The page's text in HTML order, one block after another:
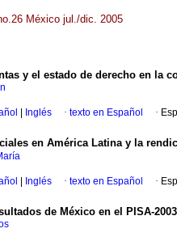
México jul./dic. 2005
y el estado de derecho en la
Inglés · texto en Español ·
en América Latina y la
Inglés · texto en Español ·
de México en el PISA-2003